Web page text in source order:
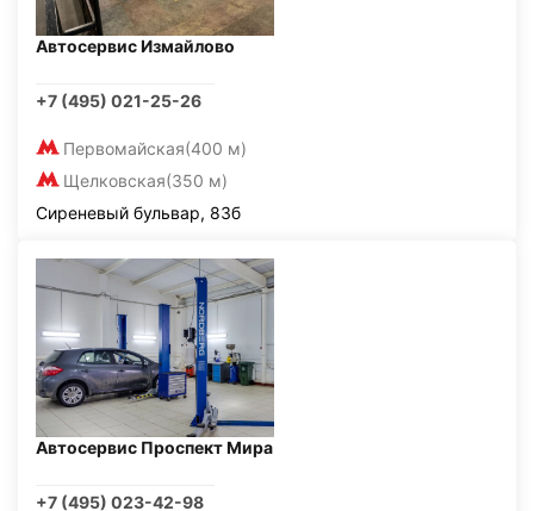
Автосервис Измайлово
+7 (495) 021-25-26
Первомайская(400 м)
Щелковская(350 м)
Сиреневый бульвар, 83б
Автосервис Проспект Мира
+7 (495) 023-42-98